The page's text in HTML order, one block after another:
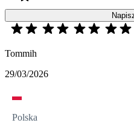
Tommih
29/03/2026
Polska